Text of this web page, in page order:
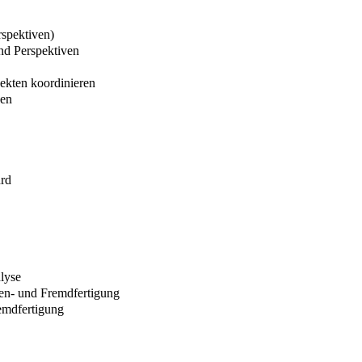
Perspektiven
koordinieren
und Fremdfertigung